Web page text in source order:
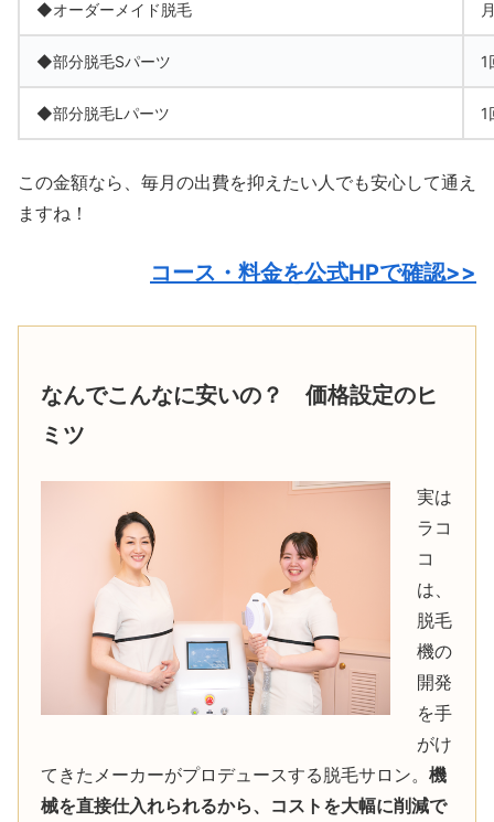
◆オーダーメイド脱毛
◆部分脱毛Sパーツ 1
◆部分脱毛Lパーツ 1
この金額なら、毎月の出費を抑えたい人でも安心して通え
ますね！
コース・料金を公式HPで確認>>
なんでこんなに安いの？ 価格設定のヒ
ミツ
実は
ラコ
コ
は、
脱毛
機の
開発
を手
がけ
てきたメーカーがプロデュースする脱毛サロン。 機
械を直接仕入れられるから、コストを大幅に削減で